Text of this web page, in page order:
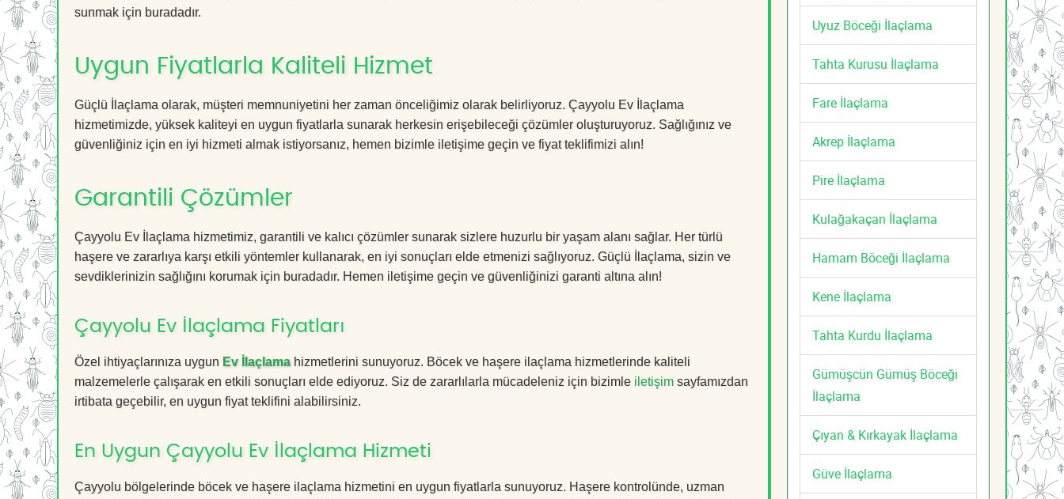
sunmak için buradadır.
Uygun Fiyatlarla Kaliteli Hizmet
Güçlü İlaçlama olarak, müşteri memnuniyetini her zaman önceliğimiz olarak belirliyoruz. Çayyolu Ev İlaçlama
hizmetimizde, yüksek kaliteyi en uygun fiyatlarla sunarak herkesin erişebileceği çözümler oluşturuyoruz. Sağlığınız ve
güvenliğiniz için en iyi hizmeti almak istiyorsanız, hemen bizimle iletişime geçin ve fiyat teklifimizi alın!
Garantili Çözümler
Çayyolu Ev İlaçlama hizmetimiz, garantili ve kalıcı çözümler sunarak sizlere huzurlu bir yaşam alanı sağlar. Her türlü
haşere ve zararlıya karşı etkili yöntemler kullanarak, en iyi sonuçları elde etmenizi sağlıyoruz. Güçlü İlaçlama, sizin ve
sevdiklerinizin sağlığını korumak için buradadır. Hemen iletişime geçin ve güvenliğinizi garanti altına alın!
Çayyolu Ev İlaçlama Fiyatları
Özel ihtiyaçlarınıza uygun Ev İlaçlamahizmetlerini sunuyoruz. Böcek ve haşere ilaçlama hizmetlerinde kaliteli
malzemelerle çalışarak en etkili sonuçları elde ediyoruz. Siz de zararlılarla mücadeleniz için bizimle iletişim sayfamızdan
irtibata geçebilir, en uygun fiyat teklifini alabilirsiniz.
En Uygun Çayyolu Ev İlaçlama Hizmeti
Çayyolu bölgelerinde böcek ve haşere ilaçlama hizmetini en uygun fiyatlarla sunuyoruz. Haşere kontrolünde, uzman
Uyuz Böceği İlaçlama
Tahta Kurusu İlaçlama
Fare İlaçlama
Akrep İlaçlama
Pire İlaçlama
Kulağakaçan İlaçlama
Hamam Böceği İlaçlama
Kene İlaçlama
Tahta Kurdu İlaçlama
Gümüşcün Gümüş Böceği
İlaçlama
Çıyan & Kırkayak İlaçlama
Güve İlaçlama